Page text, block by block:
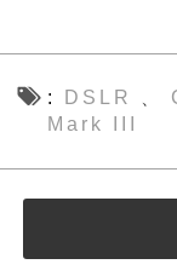
DSLR
Mark III